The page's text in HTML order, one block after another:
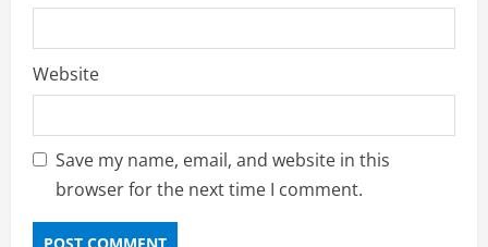
Website
Save my name, email, and website in this
browser for the next time I comment.